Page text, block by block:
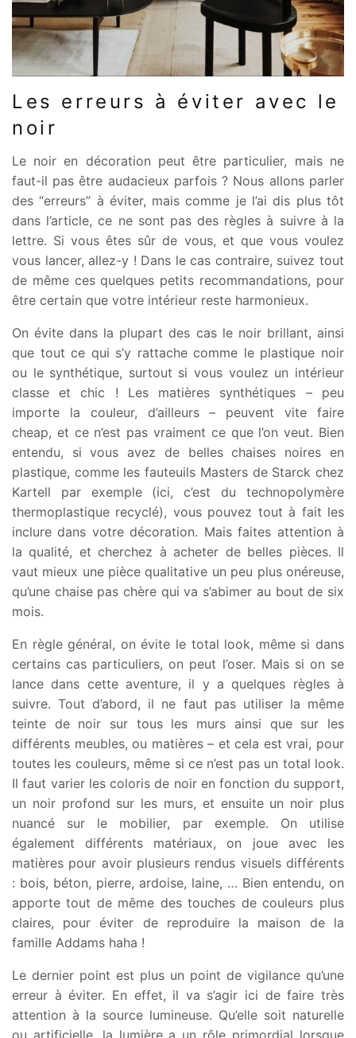
Les erreurs à éviter avec le
noir
Le noir en décoration peut être particulier, mais ne
faut-il pas être audacieux parfois ? Nous allons parler
des “erreurs” à éviter, mais comme je l’ai dis plus tôt
dans l’article, ce ne sont pas des règles à suivre à la
lettre. Si vous êtes sûr de vous, et que vous voulez
vous lancer, allez-y ! Dans le cas contraire, suivez tout
de même ces quelques petits recommandations, pour
être certain que votre intérieur reste harmonieux.
On évite dans la plupart des cas le noir brillant, ainsi
que tout ce qui s’y rattache comme le plastique noir
ou le synthétique, surtout si vous voulez un intérieur
classe et chic ! Les matières synthétiques – peu
importe la couleur, d’ailleurs – peuvent vite faire
cheap, et ce n’est pas vraiment ce que l’on veut. Bien
entendu, si vous avez de belles chaises noires en
plastique, comme les fauteuils Masters de Starck chez
Kartell par exemple (ici, c’est du technopolymère
thermoplastique recyclé), vous pouvez tout à fait les
inclure dans votre décoration. Mais faites attention à
la qualité, et cherchez à acheter de belles pièces. Il
vaut mieux une pièce qualitative un peu plus onéreuse,
qu’une chaise pas chère qui va s’abimer au bout de six
mois.
En règle général, on évite le total look, même si dans
certains cas particuliers, on peut l’oser. Mais si on se
lance dans cette aventure, il y a quelques règles à
suivre. Tout d’abord, il ne faut pas utiliser la même
teinte de noir sur tous les murs ainsi que sur les
différents meubles, ou matières – et cela est vrai, pour
toutes les couleurs, même si ce n’est pas un total look.
Il faut varier les coloris de noir en fonction du support,
un noir profond sur les murs, et ensuite un noir plus
nuancé sur le mobilier, par exemple. On utilise
également différents matériaux, on joue avec les
matières pour avoir plusieurs rendus visuels différents
: bois, béton, pierre, ardoise, laine, … Bien entendu, on
apporte tout de même des touches de couleurs plus
claires, pour éviter de reproduire la maison de la
famille Addams haha !
Le dernier point est plus un point de vigilance qu’une
erreur à éviter. En effet, il va s’agir ici de faire très
attention à la source lumineuse. Qu’elle soit naturelle
ou artificielle, la lumière a un rôle primordial lorsque